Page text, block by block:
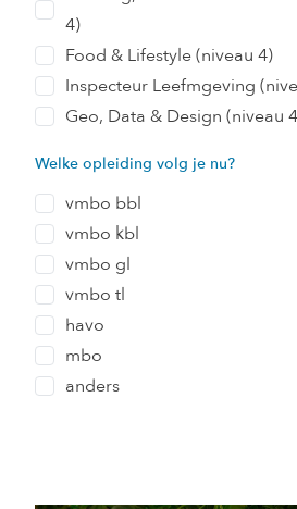
4)
Food & Lifestyle (niveau 4)
Inspecteur Leefmgeving
Geo, Data & Design (niveau
Welke opleiding volg je nu?
vmbo bbl
vmbo kbl
vmbo gl
vmbo tl
havo
mbo
anders